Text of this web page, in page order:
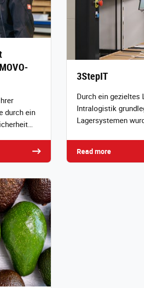
durch ein
3StepIT
Durch ein gezieltes
Intralogistik
Lagersystemen
Read more